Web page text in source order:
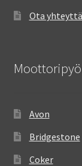
Ota yhteyttä
Avon
Bridgestone
Coker